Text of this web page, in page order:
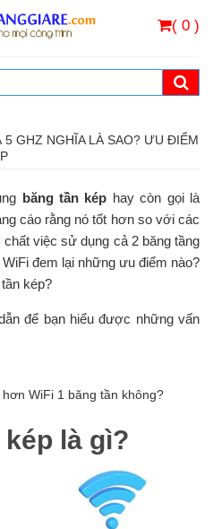
( 0 )
GHZ NGHĨA LÀ SAO? ƯU ĐIỂM
băng tần kép hay còn gọi là
cáo rằng nó tốt hơn so với các
việc sử dụng cả 2 băng tầng
đem lại những ưu điểm nào?
kép?
để bạn hiểu được những vấn
WiFi 1 băng tần không?
là gì?